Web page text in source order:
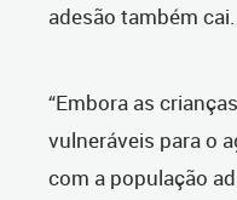
adesão também cai.
“Embora as
vulneráveis para o
com a população